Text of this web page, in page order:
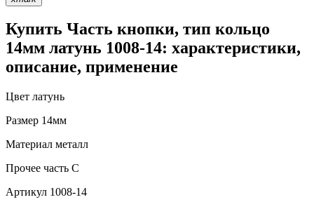
Купить Часть кнопки, тип кольцо
14мм латунь 1008-14: характеристики,
описание, применение
Цвет латунь
Размер 14мм
Материал металл
Прочее часть С
Артикул 1008-14